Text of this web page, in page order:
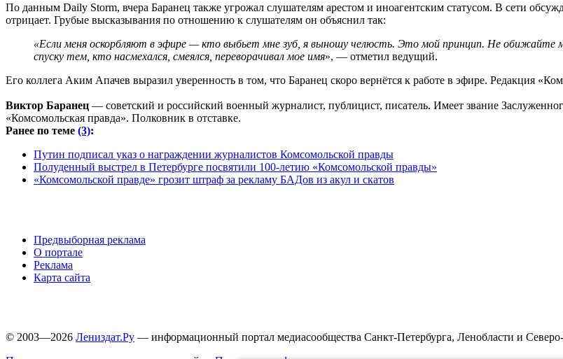
По данным Daily Storm, вчера Баранец также угрожал слушателям арестом и иноагентским статусом. В сети
отрицает. Грубые высказывания по отношению к слушателям он объяснил так:
«Если меня оскорбляют в эфире — кто выбьет мне зуб, я выношу челюсть. Это мой принцип. Не обижайте
спуску тем, кто насмехался, смеялся, переворачивал мое имя», — отметил ведущий.
Его коллега Аким Апачев выразил уверенность в том, что Баранец скоро вернётся к работе в эфире. Редакция
Виктор Баранец — советский и российский военный журналист, публицист, писатель. Имеет звание
«Комсомольская правда». Полковник в отставке.
Ранее по теме (3):
Путин подписал указ о награждении журналистов Комсомольской правды
Полуденный выстрел в Петербурге посвятили 100-летию «Комсомольской правды»
«Комсомольской правде» грозит штраф за рекламу БАДов из акул и скатов
Предвыборная реклама
О портале
Реклама
Карта сайта
© 2003—2026 Лениздат.Ру — информационный портал медиасообщества Санкт-Петербурга, Ленобласти и